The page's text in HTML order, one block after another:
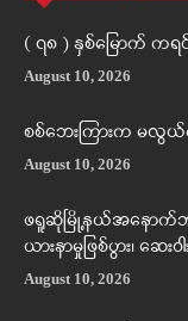
( ၇၈ ) နှစ်မြောက် ကရ
August 10, 2026
စစ်ဘေးကြားက မလွယ်
August 10, 2026
ဖရူဆိုမြို့နယ်အနောက်ဘ
ယားနာမှုဖြစ်ပွား၊ ဆ
August 10, 2026